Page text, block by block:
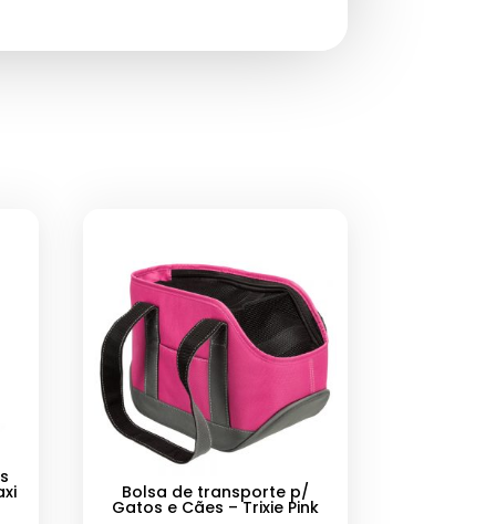
Bolsa de transporte p/
Gatos e Cães – Trixie Pink